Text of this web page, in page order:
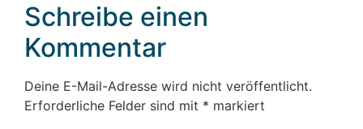
Schreibe einen
Kommentar
Deine E-Mail-Adresse wird nicht veröffentlicht.
Erforderliche Felder sind mit * markiert